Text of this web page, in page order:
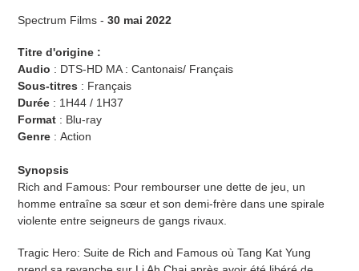
Spectrum Films - 30 mai 2022
Titre d'origine :
Audio : DTS-HD MA : Cantonais/ Français
Sous-titres : Français
Durée : 1H44 / 1H37
Format : Blu-ray
Genre : Action
Synopsis
Rich and Famous: Pour rembourser une dette de jeu, un
homme entraîne sa sœur et son demi-frère dans une spirale
violente entre seigneurs de gangs rivaux.
Tragic Hero: Suite de Rich and Famous où Tang Kat Yung